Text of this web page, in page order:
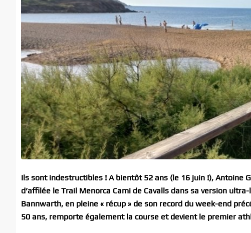
Ils sont indestructibles ! A bientôt 52 ans (le 16 juin !),
d’affilée le Trail Menorca Cami de Cavalls dans sa version
Bannwarth, en pleine « récup » de son record du week-end
50 ans, remporte également la course et devient le premier